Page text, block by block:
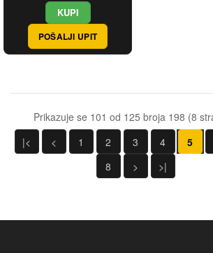
POŠALJI UPIT
Prikazuje se 101 od 125 broja 198 (8
|<
< 1 2 3 4 5
8
> >|